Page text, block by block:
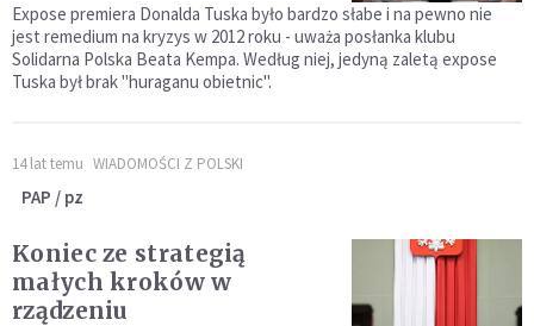
Expose premiera Donalda Tuska było bardzo słabe i na pewno nie
jest remedium na kryzys w 2012 roku - uważa posłanka klubu
Solidarna Polska Beata Kempa. Według niej, jedyną zaletą expose
Tuska był brak "huraganu obietnic".
14 lat temu WIADOMOŚCI Z POLSKI
PAP / pz
Koniec ze strategią
małych kroków w
rządzeniu